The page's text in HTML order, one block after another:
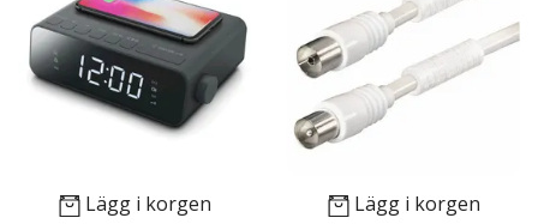
Lägg i korgen Lägg i korgen